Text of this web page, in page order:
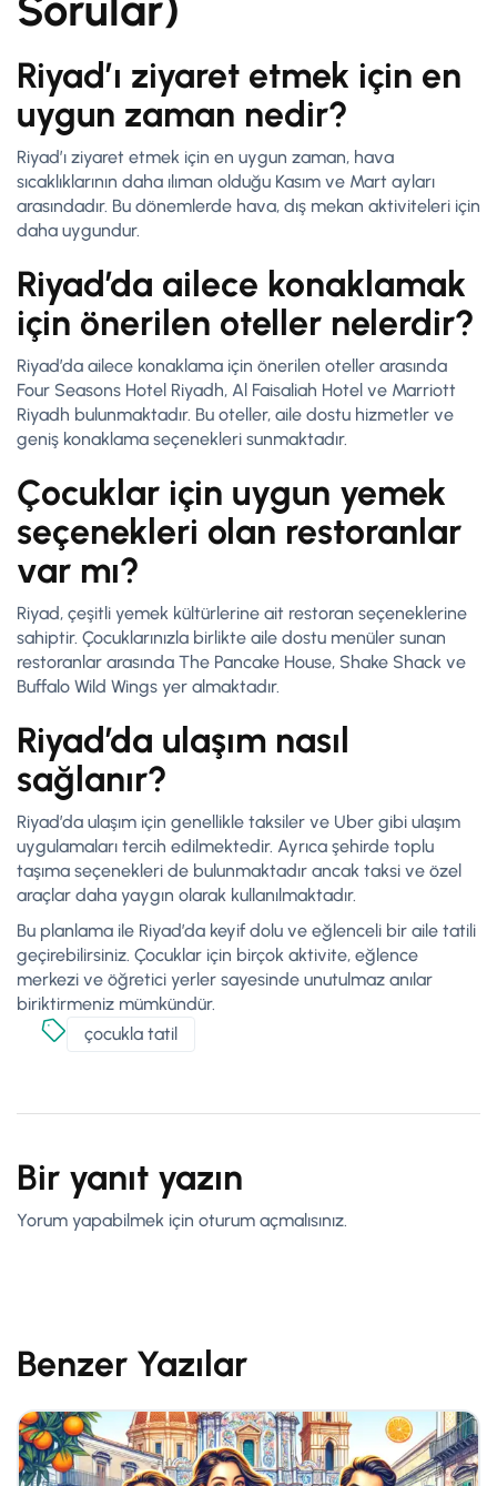
Riyad’ı ziyaret etmek için en
uygun zaman nedir?
Riyad’ı ziyaret etmek için en uygun zaman, hava
sıcaklıklarının daha ılıman olduğu Kasım ve Mart ayları
arasındadır. Bu dönemlerde hava, dış mekan aktiviteleri için
daha uygundur.
Riyad’da ailece konaklamak
için önerilen oteller nelerdir?
Riyad’da ailece konaklama için önerilen oteller arasında
Four Seasons Hotel Riyadh, Al Faisaliah Hotel ve Marriott
Riyadh bulunmaktadır. Bu oteller, aile dostu hizmetler ve
geniş konaklama seçenekleri sunmaktadır.
Çocuklar için uygun yemek
seçenekleri olan restoranlar
var mı?
Riyad, çeşitli yemek kültürlerine ait restoran seçeneklerine
sahiptir. Çocuklarınızla birlikte aile dostu menüler sunan
restoranlar arasında The Pancake House, Shake Shack ve
Buffalo Wild Wings yer almaktadır.
Riyad’da ulaşım nasıl
sağlanır?
Riyad’da ulaşım için genellikle taksiler ve Uber gibi ulaşım
uygulamaları tercih edilmektedir. Ayrıca şehirde toplu
taşıma seçenekleri de bulunmaktadır ancak taksi ve özel
araçlar daha yaygın olarak kullanılmaktadır.
Bu planlama ile Riyad’da keyif dolu ve eğlenceli bir aile tatili
geçirebilirsiniz. Çocuklar için birçok aktivite, eğlence
merkezi ve öğretici yerler sayesinde unutulmaz anılar
biriktirmeniz mümkündür.
çocukla tatil
Bir yanıt yazın
Yorum yapabilmek için oturum açmalısınız.
Benzer Yazılar